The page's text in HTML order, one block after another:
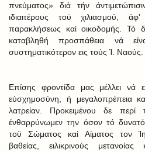
πνεύματος» διά τήν
ιδιαιτέρους τοϋ χιλιασμού,
παρακλήσεως καί οικοδομής. Τό
καταβληθή προσπάθεια νά
συστηματικότερον εις τούς Ί. Ναούς.
Επίσης φροντίδα μας μέλλει νά
εύσχημοσύνη, ή μεγαλοπρέπεια
λατρείαν. Προκειμένου δε
ένθαρρύνωμεν την όσον τό
τοϋ Σώματος καί Αίματος τον
βαθείας, ειλικρινούς μετανοίας